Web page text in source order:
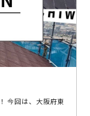
今回は、大阪府東